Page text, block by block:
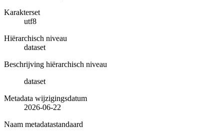
Karakterset
utf8
Hiërarchisch niveau
dataset
Beschrijving hiërarchisch niveau
dataset
Metadata wijzigingsdatum
2026-06-22
Naam metadatastandaard